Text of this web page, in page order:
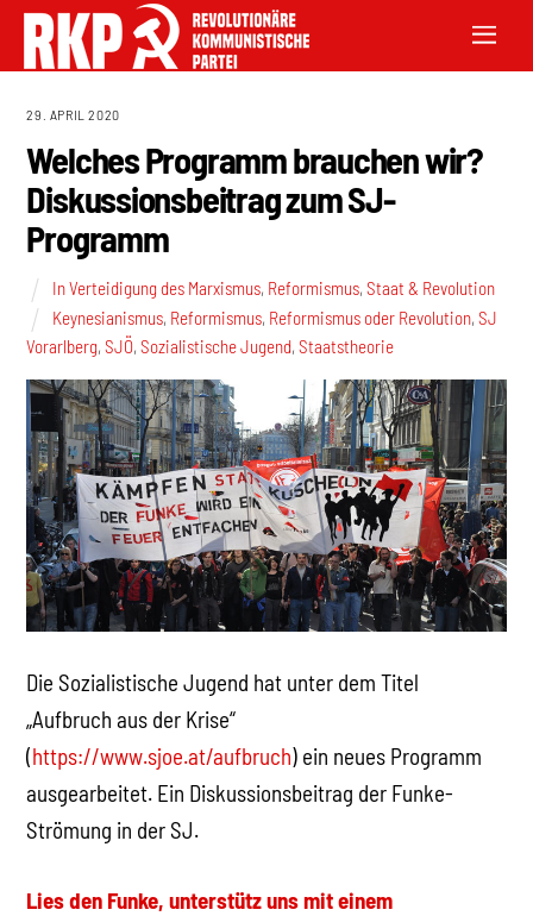
29. APRIL 2020
Welches Programm brauchen wir?
Diskussionsbeitrag zum SJ-
Programm
In Verteidigung des Marxismus, Reformismus, Staat & Revolution
Keynesianismus, Reformismus, Reformismus oder Revolution, SJ
Vorarlberg,SJÖ,Sozialistische Jugend,Staatstheorie
Die Sozialistische Jugend hat unter dem Titel
„Aufbruch aus der Krise“
(https://www.sjoe.at/aufbruch) ein neues Programm
ausgearbeitet. Ein Diskussionsbeitrag der Funke-
Strömung in der SJ.
Lies den Funke, unterstütz uns mit einem